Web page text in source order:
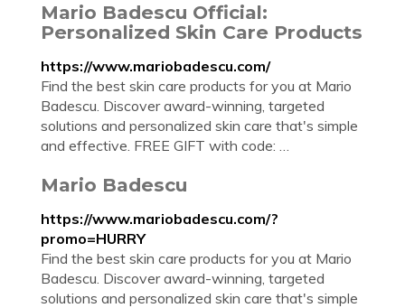
Mario Badescu Official:
Personalized Skin Care Products
https://www.mariobadescu.com/
Find the best skin care products for you at Mario
Badescu. Discover award-winning, targeted
solutions and personalized skin care that's simple
and effective. FREE GIFT with code: …
Mario Badescu
https://www.mariobadescu.com/?
promo=HURRY
Find the best skin care products for you at Mario
Badescu. Discover award-winning, targeted
solutions and personalized skin care that's simple